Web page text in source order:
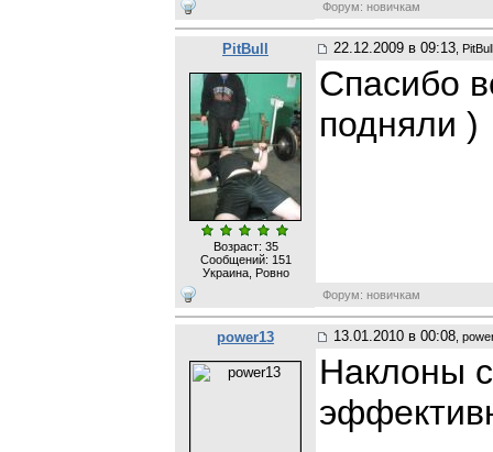
Форум: новичкам
PitBull 22.12.2009 в 09:13 , PitBull
Возраст: 35
Сообщений: 151
Украина, Ровно
Спасибо
подняли )
Форум: новичкам
power13 13.01.2010 в 00:08,
Наклоны